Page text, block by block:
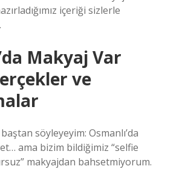
içeriği sizlerle
Makyaj Var
ve
söyleyeyim: Osmanlı’da
ama bizim bildiğimiz “selfie
makyajdan bahsetmiyorum.